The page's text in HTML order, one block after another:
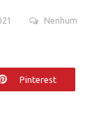
Nenhum
Pinterest